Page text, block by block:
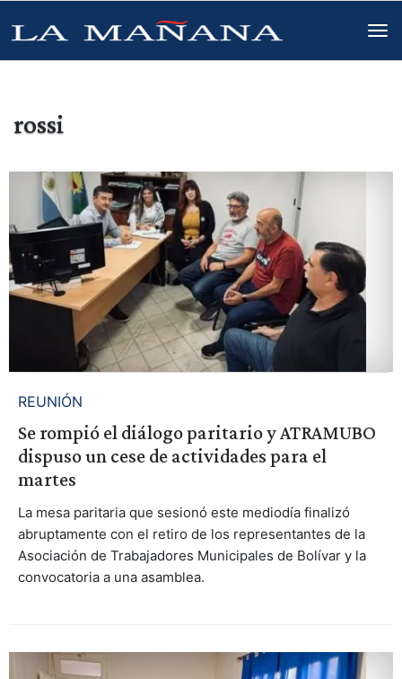
rossi
REUNIÓN
Se rompió el diálogo paritario y ATRAMUBO
dispuso un cese de actividades para el
martes
La mesa paritaria que sesionó este mediodía finalizó
abruptamente con el retiro de los representantes de la
Asociación de Trabajadores Municipales de Bolívar y la
convocatoria a una asamblea.